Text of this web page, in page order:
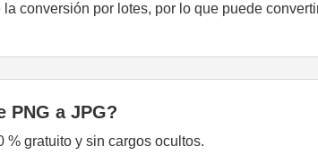
conversión por lotes, por lo que puede
a JPG?
% gratuito y sin cargos ocultos.